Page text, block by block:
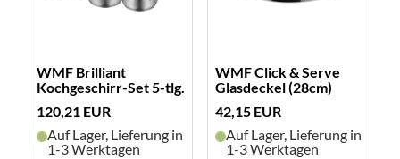
WMF Brilliant
Kochgeschirr-Set 5-tlg.
120,21 EUR
Auf Lager, Lieferung in
1-3 Werktagen
WMF Click & Serve
Glasdeckel (28cm)
42,15 EUR
Auf Lager, Lieferung in
1-3 Werktagen